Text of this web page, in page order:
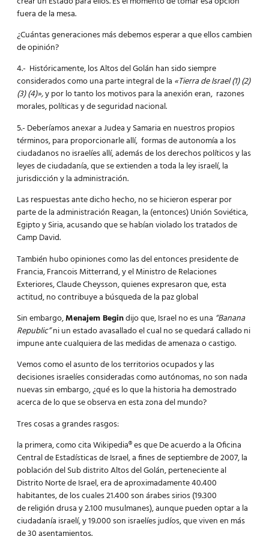
fuera de la mesa.
¿Cuántas generaciones más debemos esperar a que ellos cambien
de opinión?
4.- Históricamente, los Altos del Golán han sido siempre
considerados como una parte integral de la «Tierra de Israel (1) (2)
(3) (4)»,y por lo tanto los motivos para la anexión eran, razones
morales, políticas y de seguridad nacional.
5.- Deberíamos anexar a Judea y Samaria en nuestros propios
términos, para proporcionarle allí, formas de autonomía a los
ciudadanos no israelíes allí, además de los derechos políticos y las
leyes de ciudadanía, que se extienden a toda la ley israelí, la
jurisdicción y la administración.
Las respuestas ante dicho hecho, no se hicieron esperar por
parte de la administración Reagan, la (entonces) Unión Soviética,
Egipto y Siria, acusando que se habían violado los tratados de
Camp David.
También hubo opiniones como las del entonces presidente de
Francia, Francois Mitterrand, y el Ministro de Relaciones
Exteriores, Claude Cheysson, quienes expresaron que, esta
actitud, no contribuye a búsqueda de la paz global
Sin embargo,Menajem Begindijo que, Israel no es una “Banana
Republic”ni un estado avasallado el cual no se quedará callado ni
impune ante cualquiera de las medidas de amenaza o castigo.
Vemos como el asunto de los territorios ocupados y las
decisiones israelíes consideradas como autónomas, no son nada
nuevas sin embargo, ¿qué es lo que la historia ha demostrado
acerca de lo que se observa en esta zona del mundo?
Tres cosas a grandes rasgos:
la primera, como cita Wikipedia® es que De acuerdo a la Oficina
Central de Estadísticas de Israel, a fines de septiembre de 2007, la
población del Sub distrito Altos del Golán, perteneciente al
Distrito Norte de Israel, era de aproximadamente 40.400
habitantes, de los cuales 21.400 son árabes sirios (19.300
de religión drusa y 2.100 musulmanes), aunque pueden optar a la
ciudadanía israelí, y 19.000 son israelíes judíos, que viven en más